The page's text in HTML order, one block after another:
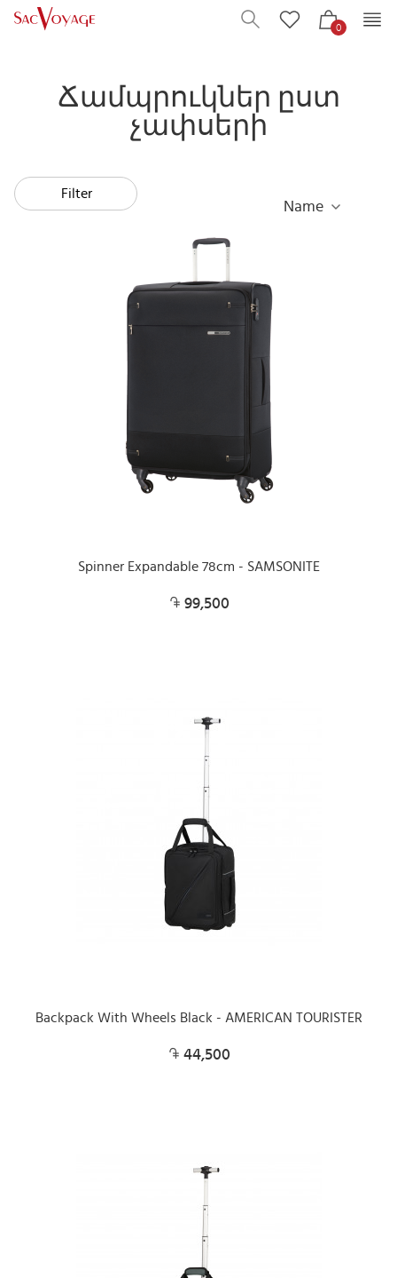
0
Ճամպրուկներ ըստ
չափսերի
Filter
Name
Spinner Expandable 78cm - SAMSONITE
99,500
Backpack With Wheels Black - AMERICAN TOURISTER
44,500